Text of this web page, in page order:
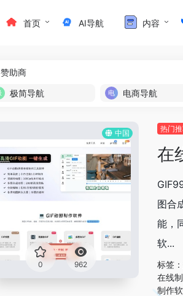
首页 AI导航 内容
赞助商
极简导航
电商导航
中国
0 962
热门
在
图合
能，
软...
标签：
在线
制作